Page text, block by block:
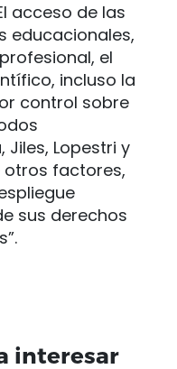
acceso de las
educacionales,
el
incluso la
control sobre
Lopestri y
otros factores,
sus derechos
interesar